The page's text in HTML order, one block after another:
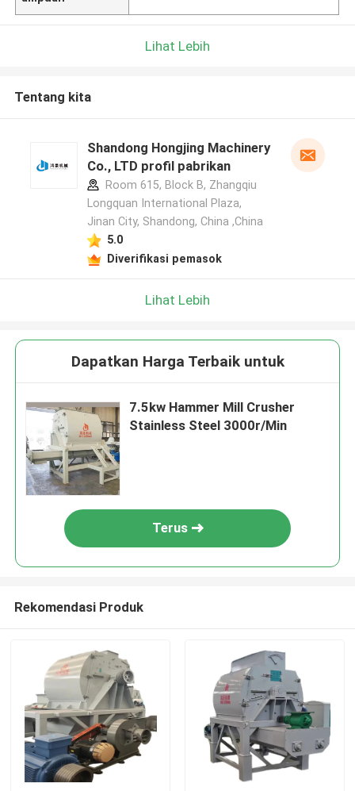
Lihat Lebih
Tentang kita
Shandong Hongjing Machinery
Co., LTD profil pabrikan
Room 615, Block B, Zhangqiu
Longquan International Plaza,
Jinan City, Shandong, China ,China
5.0
Diverifikasi pemasok
Lihat Lebih
Dapatkan Harga Terbaik untuk
7.5kw Hammer Mill Crusher
Stainless Steel 3000r/Min
Terus
Rekomendasi Produk